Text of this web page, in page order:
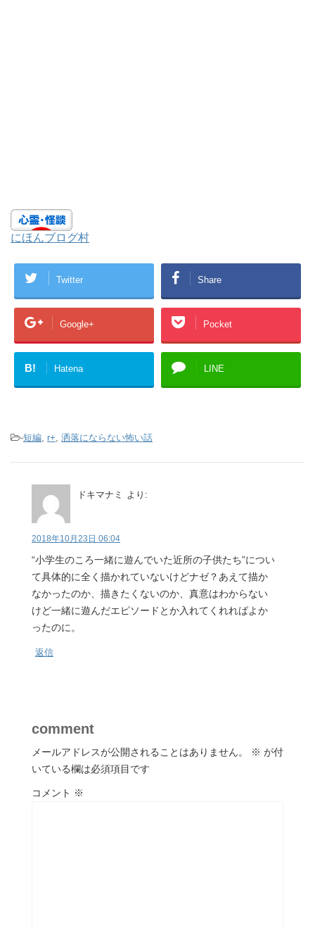
にほんブログ村
Twitter Share
Google+ Pocket
B! Hatena LINE
-短編 r+ 洒落にならない怖い話
ドキマナミ より:
2018年10月23日 06:04
“小学生のころ一緒に遊んでいた近所の子供たち”につい
て具体的に全く描かれていないけどナゼ？あえて描か
なかったのか、描きたくないのか、真意はわからない
けど一緒に遊んだエピソードとか入れてくれればよか
ったのに。
返信
comment
メールアドレスが公開されることはありません。 ※ が付
いている欄は必須項目です
コメント ※